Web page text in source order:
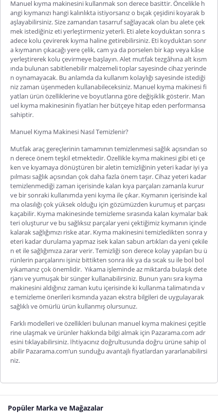
Manuel kıyma makinesini kullanmak son derece basittir. Öncelikle h
angi kıymanızı hangi kalınlıkta istiyorsanız o bıçak çeşidini koyarak b
aşlayabilirsiniz. Size zamandan tasarruf sağlayacak olan bu alete çek
mek istediğiniz eti yerleştirmeniz yeterli. Eti alete koyduktan sonra s
adece kolu çevirerek kıyma haline getirebilirsiniz. Eti koyduktan sonr
a kıymanın çıkacağı yere çelik, cam ya da porselen bir kap veya kâse
yerleştirerek kolu çevirmeye başlayın. Alet mutfak tezgâhına alt kısm
ında bulunan sabitlenebilir malzemeli toplar sayesinde cihaz yerinde
n oynamayacak. Bu anlamda da kullanım kolaylığı sayesinde istediği
niz zaman üşenmeden kullanabileceksiniz. Manuel kıyma makinesi fi
yatları ürün özelliklerine ve boyutlarına göre değişiklik gösterir. Man
uel kıyma makinesinin fiyatları her bütçeye hitap eden performansa
sahiptir.
Manuel Kıyma Makinesi Nasıl Temizlenir?
Mutfak araç gereçlerinin tamamının temizlenmesi sağlık açısından so
n derece önem teşkil etmektedir. Özellikle kıyma makinesi gibi eti çe
ken ve kıyamaya dönüştüren bir aletin temizliğinin yeteri kadar iyi ya
pılması sağlık açısından çok daha fazla önem taşır. Cihaz yeteri kadar
temizlenmediği zaman içerisinde kalan kıya parçaları zamanla kurur
ve bir sonraki kullanımda yeni kıyma ile çıkar. Kıymanın içerisinde kal
ma olasılığı çok yüksek olduğu için gözümüzden kurumuş et parçası
kaçabilir. Kıyma makinesinde temizleme sırasında kalan kıymalar bak
teri oluşturur ve bu sağlıksız parçalar yeni çektiğimiz kıymanın içinde
kalarak sağlığımızı riske atar. Kıyma makinesini temizledikten sonra y
eteri kadar durulama yapmaz isek kalan sabun artıkları da yeni çekile
n et ile sağlığımıza zarar verir. Temizliği son derece kolay yapılan bu ü
rünlerin parçalarını işiniz bittikten sonra ılık ya da sıcak su ile bol bol
yıkamanız çok önemlidir. Yıkama işleminde az miktarda bulaşık dete
rjanı ve yumuşak bir sünger kullanabilirsiniz. Bunun yanı sıra kıyma
makinesini aldığınız zaman kutu içerisinde ki kullanma talimatında v
e temizleme önerileri kısmında yazan ekstra bilgileri de uygulayarak
sağlıklı ve ömürlü ürün kullanmış olursunuz.
Farklı modelleri ve özellikleri bulunan manuel kıyma makinesi çeşitle
rine ulaşmak ve ürünler hakkında bilgi almak için Pazarama.com adr
esini tıklayabilirsiniz. İhtiyacınız doğrultusunda doğru ürüne sahip ol
abilir Pazarama.com’un sunduğu avantajlı fiyatlardan yararlanabilirsi
niz.
Popüler Marka ve Mağazalar